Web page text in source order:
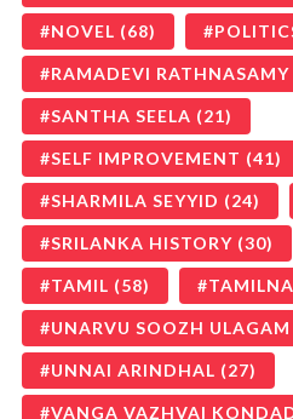
NOVEL (68)
RAMADEVI RATHNASAMY
SANTHA SEELA (21)
SELF IMPROVEMENT (41)
SHARMILA SEYYID (24)
SRILANKA HISTORY (30)
TAMIL (58)
UNARVU SOOZH ULAGAM
UNNAI ARINDHAL (27)
VANGA VAZHVAI